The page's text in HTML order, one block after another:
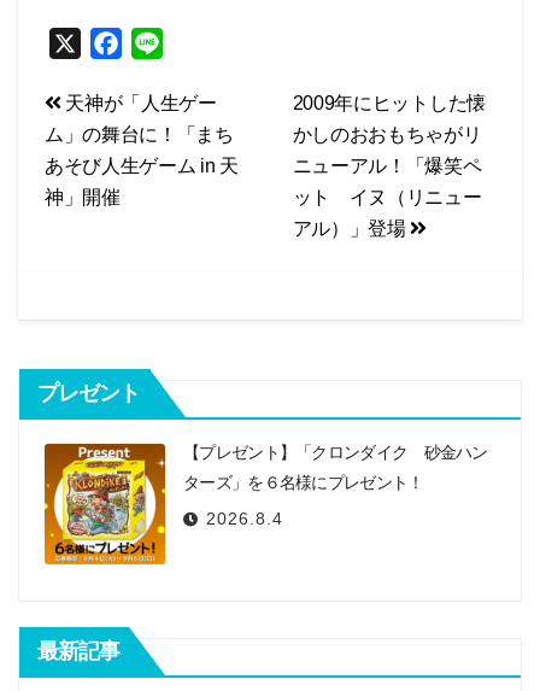
c
e
b
n
e
投
稿
ナ
シ
ョ
ン
2009年にヒットした懐
かしのおおもちゃがリ
ニューアル！「爆笑ペ
ット イヌ（リニュー
アル）」登場
天神が「人生ゲー
ム」の舞台に！「まち
あそび人生ゲーム in 天
神」開催
プレゼント
【プレゼント】「クロンダイク 砂金ハン
ターズ」を６名様にプレゼント！
2026.8.4
最新記事